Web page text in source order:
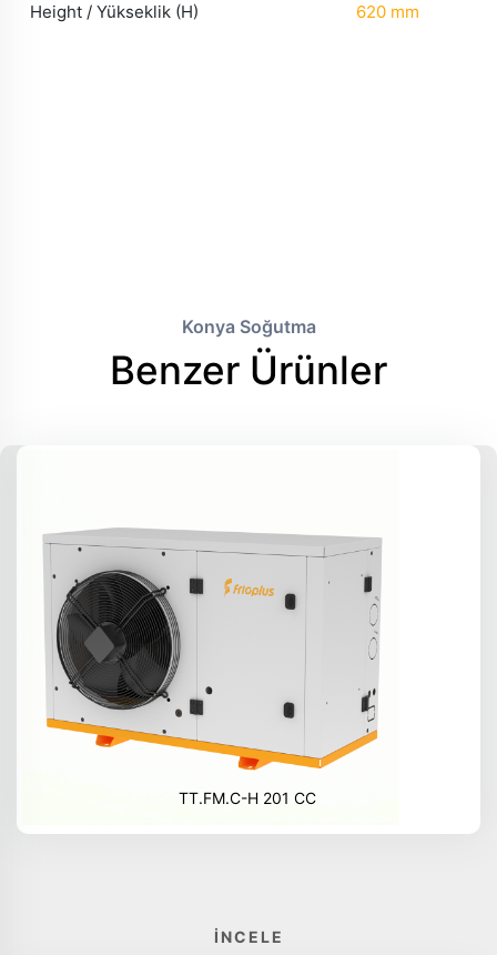
Height / Yükseklik (H) 620 mm
Konya Soğutma
Benzer Ürünler
TT.FM.C-H 201 CC
İNCELE